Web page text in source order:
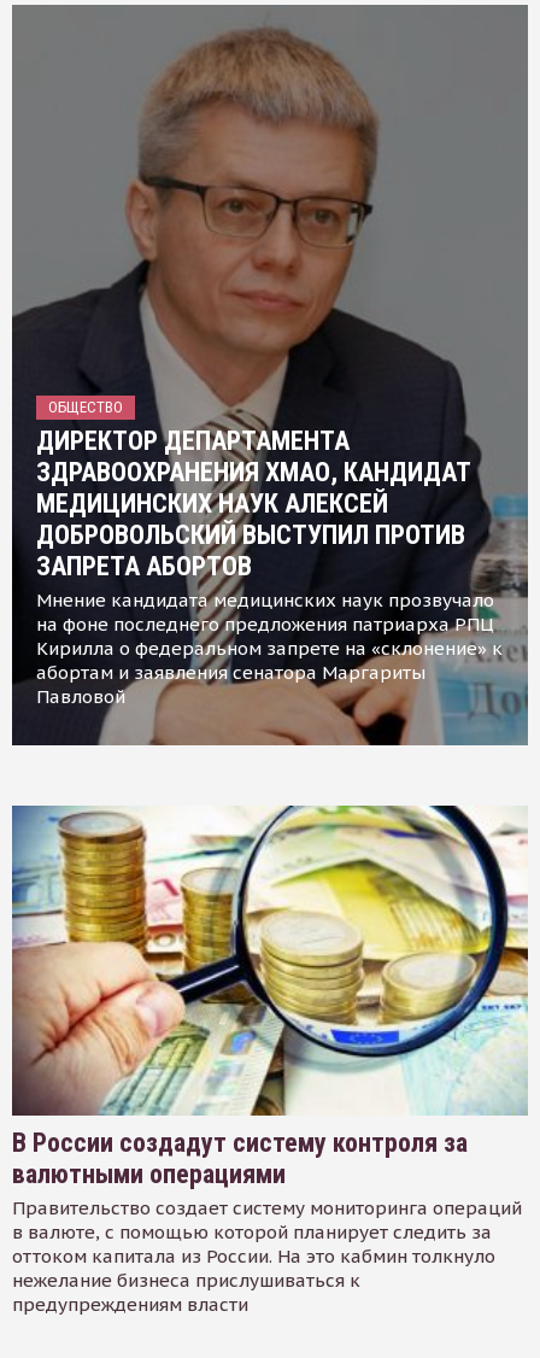
ОБЩЕСТВО
ДИРЕКТОР ДЕПАРТАМЕНТА
ЗДРАВООХРАНЕНИЯ ХМАО, КАНДИДАТ
МЕДИЦИНСКИХ НАУК АЛЕКСЕЙ
ДОБРОВОЛЬСКИЙ ВЫСТУПИЛ ПРОТИВ
ЗАПРЕТА АБОРТОВ
Мнение кандидата медицинских наук прозвучало
на фоне последнего предложения патриарха РПЦ
Кирилла о федеральном запрете на «склонение» к
абортам и заявления сенатора Маргариты
Павловой
В России создадут систему контроля за
валютными операциями
Правительство создает систему мониторинга операций
в валюте, с помощью которой планирует следить за
оттоком капитала из России. На это кабмин толкнуло
нежелание бизнеса прислушиваться к
предупреждениям власти